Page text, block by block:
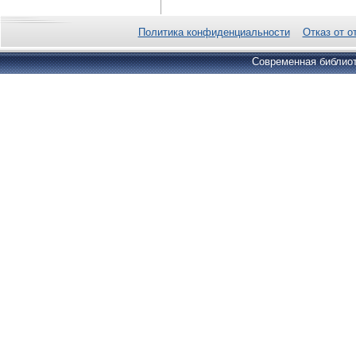
Политика конфиденциальности Отказ от
Современная